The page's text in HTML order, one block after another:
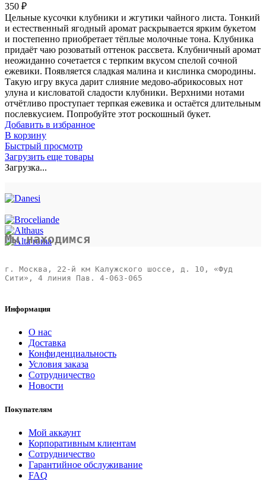
350 ₽
Цельные кусочки клубники и жгутики чайного листа. Тонкий
и естественный ягодный аромат раскрывается ярким букетом
и постепенно приобретает тёплые молочные тона. Клубника
придаёт чаю розоватый оттенок рассвета. Клубничный аромат
неожиданно сочетается с терпким вкусом спелой сочной
ежевики. Появляется сладкая малина и кислинка смородины.
Такую игру вкуса дарит слияние медово-абрикосовых нот
улуна и кисловатой сладости клубники. Верхними нотами
отчётливо проступает терпкая ежевика и остаётся длительным
послевкусием. Попробуйте этот роскошный букет.
Добавить в избранное
В корзину
Быстрый просмотр
Загрузить еще товары
Загрузка...
Мы находимся
г. Москва, 22-й км Калужского шоссе, д. 10, «Фуд
Сити», 4 линия Пав. 4-063-065
Информация
О нас
Доставка
Конфиденциальность
Условия заказа
Сотрудничество
Новости
Покупателям
Мой аккаунт
Корпоративным клиентам
Сотрудничество
Гарантийное обслуживание
FAQ